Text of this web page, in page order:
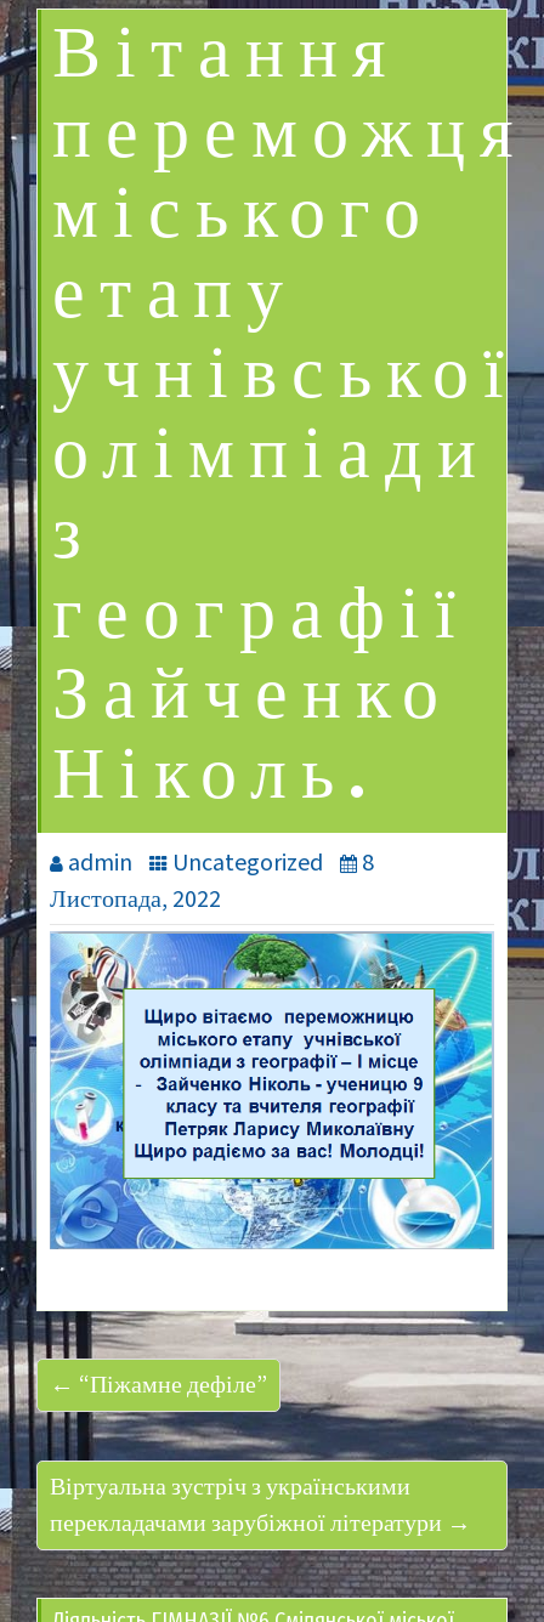
Вітання
переможця
міського
етапу
учнівської
олімпіади
з
географії
Зайченко
Ніколь.
admin Uncategorized
8
Листопада, 2022
← “Піжамне дефіле”
Віртуальна зустріч з українськими
перекладачами зарубіжної літератури →